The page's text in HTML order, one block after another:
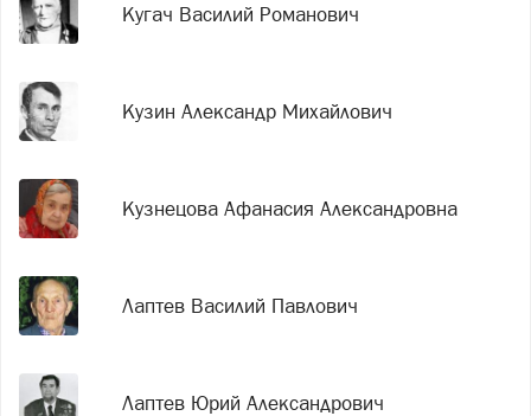
Кугач Василий Романович
Кузин Александр Михайлович
Кузнецова Афанасия Александровна
Лаптев Василий Павлович
Лаптев Юрий Александрович